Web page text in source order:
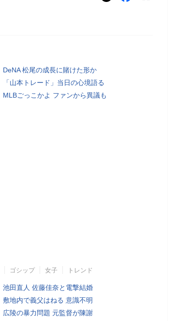
DeNA 松尾の成長に賭けた形か
「山本トレード」当日の心境語る
MLBごっこかよ ファンから異議も
ゴシップ 女子 トレンド
池田直人 佐藤佳奈と電撃結婚
敷地内で義父はねる 意識不明
広陵の暴力問題 元監督が陳謝